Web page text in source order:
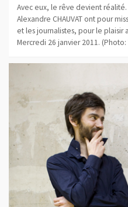
Avec eux, le rêve devient réalité.
Alexandre CHAUVAT ont pour
et les journalistes, pour le plaisir
Mercredi 26 janvier 2011. (Photo: